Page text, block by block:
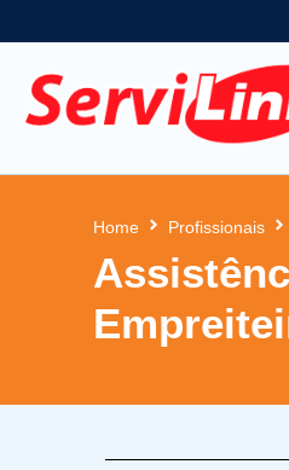
Home Profissionais